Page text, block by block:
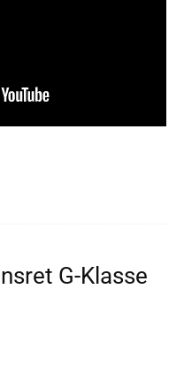
G-Klasse